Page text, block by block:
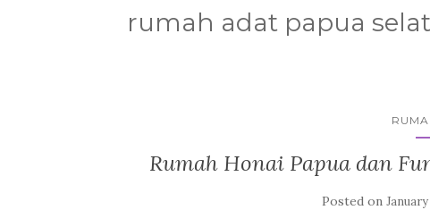
rumah adat papua
Rumah Honai Papua dan
Posted on